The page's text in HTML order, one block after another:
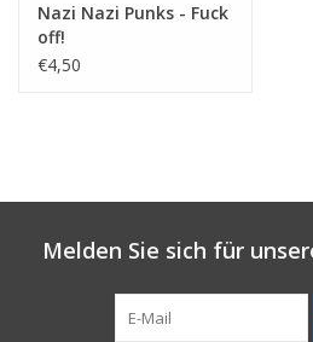
Nazi Nazi Punks - Fuck
off!
€4,50
Melden Sie sich für